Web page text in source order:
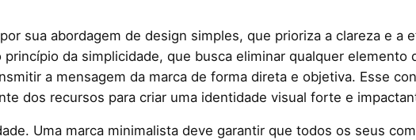
sua abordagem de design simples, que prioriza a clareza e a
da simplicidade, que busca eliminar qualquer elemento
a mensagem da marca de forma direta e objetiva. Esse
dos recursos para criar uma identidade visual forte e
Uma marca minimalista deve garantir que todos os seus